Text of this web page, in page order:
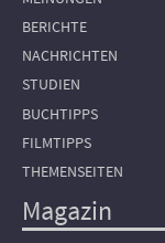
BERICHTE
NACHRICHTEN
STUDIEN
BUCHTIPPS
FILMTIPPS
THEMENSEITEN
Magazin